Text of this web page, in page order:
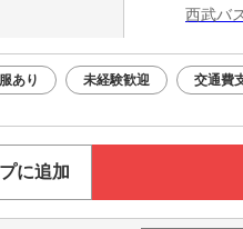
西武バ
あり 未経験歓迎 交通費
に追加